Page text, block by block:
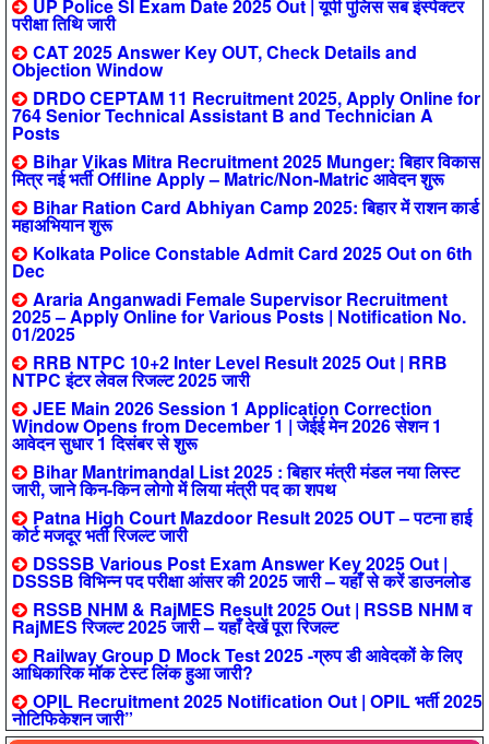
UP Police SI Exam Date 2025 Out | यूपी पुलिस सब इंस्पेक्टर
परीक्षा तिथि जारी
CAT 2025 Answer Key OUT, Check Details and
Objection Window
DRDO CEPTAM 11 Recruitment 2025, Apply Online for
764 Senior Technical Assistant B and Technician A
Posts
Bihar Vikas Mitra Recruitment 2025 Munger: बिहार विकास
मित्र नई भर्ती Offline Apply – Matric/Non-Matric आवेदन शुरू
Bihar Ration Card Abhiyan Camp 2025: बिहार में राशन कार्ड
महाअभियान शुरू
Kolkata Police Constable Admit Card 2025 Out on 6th
Dec
Araria Anganwadi Female Supervisor Recruitment
2025 – Apply Online for Various Posts | Notification No.
01/2025
RRB NTPC 10+2 Inter Level Result 2025 Out | RRB
NTPC इंटर लेवल रिजल्ट 2025 जारी
JEE Main 2026 Session 1 Application Correction
Window Opens from December 1 | जेईई मेन 2026 सेशन 1
आवेदन सुधार 1 दिसंबर से शुरू
Bihar Mantrimandal List 2025 : बिहार मंत्री मंडल नया लिस्ट
जारी, जाने किन-किन लोगो में लिया मंत्री पद का शपथ
Patna High Court Mazdoor Result 2025 OUT – पटना हाई
कोर्ट मजदूर भर्ती रिजल्ट जारी
DSSSB Various Post Exam Answer Key 2025 Out |
DSSSB विभिन्न पद परीक्षा आंसर की 2025 जारी – यहाँ से करें डाउनलोड
RSSB NHM & RajMES Result 2025 Out | RSSB NHM व
RajMES रिजल्ट 2025 जारी – यहाँ देखें पूरा रिजल्ट
Railway Group D Mock Test 2025 -ग्रुप डी आवेदकों के लिए
आधिकारिक मॉक टेस्ट लिंक हुआ जारी?
OPIL Recruitment 2025 Notification Out | OPIL भर्ती 2025
नोटिफिकेशन जारी”